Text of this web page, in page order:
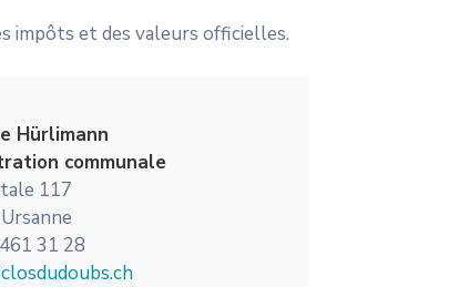
impôts et des valeurs officielles.
Hürlimann
communale
117
31 28